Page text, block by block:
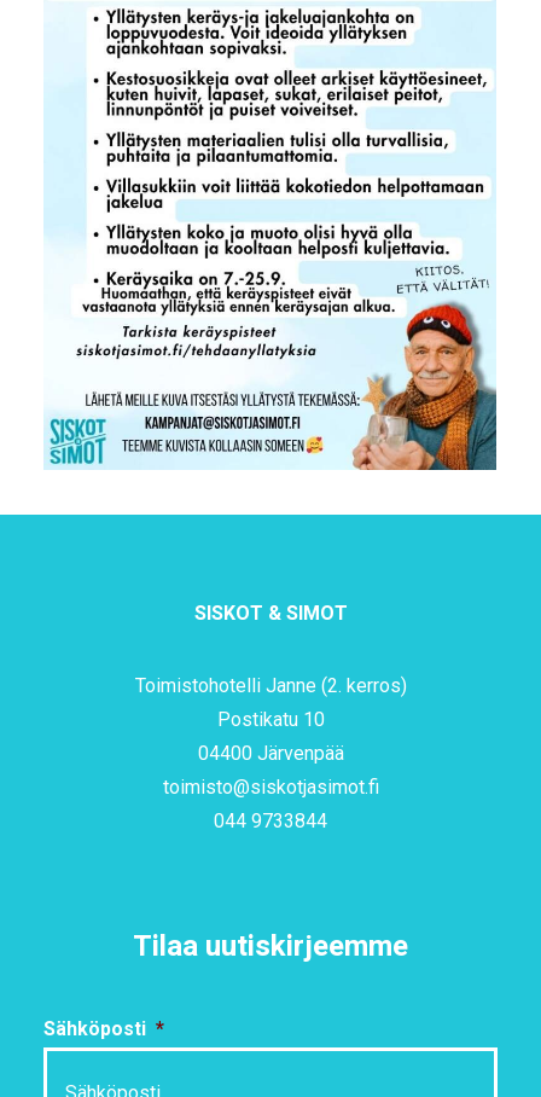
SISKOT & SIMOT
Toimistohotelli Janne (2. kerros)
Postikatu 10
04400 Järvenpää
toimisto@siskotjasimot.fi
044 9733844
Tilaa uutiskirjeemme
Sähköposti *